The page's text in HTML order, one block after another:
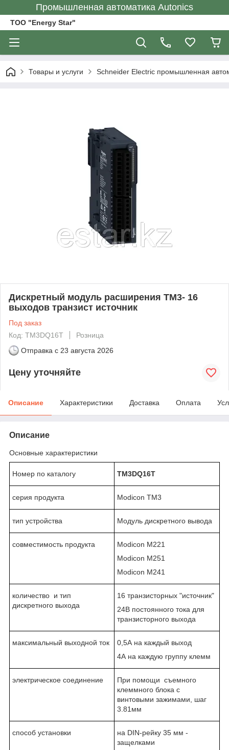
Промышленная автоматика Autonics
ТОО "Energy Star"
Товары и услуги Schneider Electric промышленная
Дискретный модуль расширения ТМ3- 16
выходов транзист источник
Под заказ
Код: TM3DQ16T
Розница
Отправка с 23 августа 2026
Цену уточняйте
Описание Характеристики Доставка Оплата
Описание
Основные характеристики
Номер по каталогу TM3DQ16T
серия продукта Modicon TM3
тип устройства Модуль дискретного вывода
совместимость продукта
Modicon M221
Modicon M251
Modicon M241
количество и тип
дискретного выхода
16 транзисторных "источник"
24В постоянного тока для
транзисторного выхода
максимальный выходной ток
0,5А на каждый выход
4А на каждую группу клемм
электрическое соединение
При помощи съемного
клеммного блока с
винтовыми зажимами, шаг
3.81мм
способ установки
на DIN-рейку 35 мм -
защелками